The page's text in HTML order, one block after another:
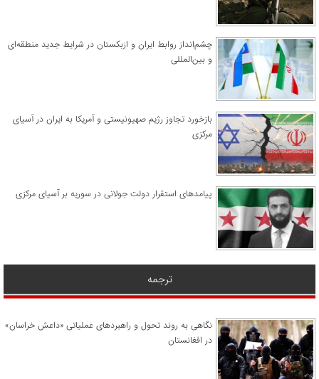
چشم‌انداز روابط ایران و ازبکستان در شرایط جدید منطقه‌ای
و بین‌المللی
​بازخورد تجاوز رژیم صهیونیستی و آمریکا به ایران در آسیای
مرکزی
پیامدهای استقرار دولت جولانی در سوریه بر آسیای مرکزی
ترجمه
نگاهی به روند تحول و راهبردهای عملیاتی «داعش خراسان»
در افغانستان